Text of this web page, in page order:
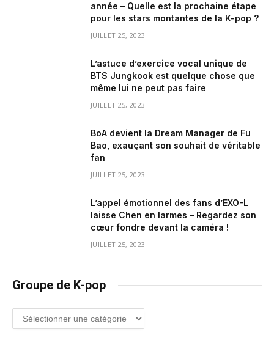
année – Quelle est la prochaine étape
pour les stars montantes de la K-pop ?
JUILLET 25, 2023
L’astuce d’exercice vocal unique de
BTS Jungkook est quelque chose que
même lui ne peut pas faire
JUILLET 25, 2023
BoA devient la Dream Manager de Fu
Bao, exauçant son souhait de véritable
fan
JUILLET 25, 2023
L’appel émotionnel des fans d’EXO-L
laisse Chen en larmes – Regardez son
cœur fondre devant la caméra !
JUILLET 25, 2023
Groupe de K-pop
Groupe
de